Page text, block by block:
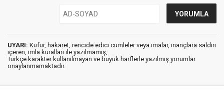
UYARI: Küfür, hakaret, rencide edici cümleler veya imalar, inançlara saldırı
içeren, imla kuralları ile yazılmamış,
Türkçe karakter kullanılmayan ve büyük harflerle yazılmış yorumlar
onaylanmamaktadır.